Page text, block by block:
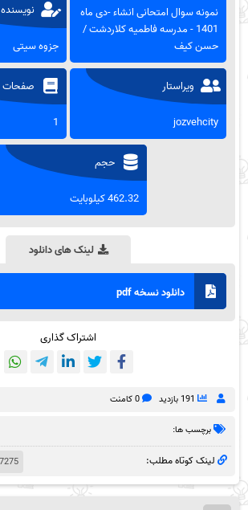
نمونه سوال امتحانی انشاء -دی ماه
1401 - مدرسه فاطمیه کلاردشت /
حسن کیف
نویسنده
جزوه سیتی
ویراستار
jozvehcity
صفحات
1
حجم
462.32 کیلوبایت
لینک های دانلود
دانلود نسخه pdf
اشتراک گذاری
191 بازدید 0 کامنت
برچسب ها:
لینک کوتاه مطلب: